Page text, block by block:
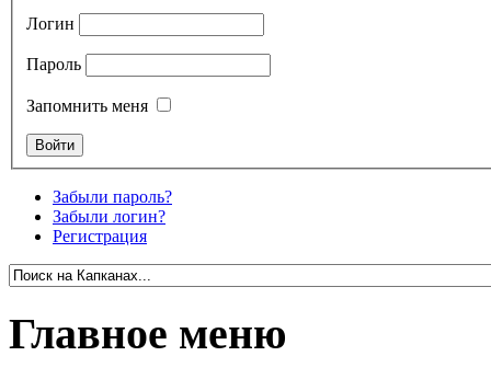
Логин
Пароль
Запомнить меня
Забыли пароль?
Забыли логин?
Регистрация
Главное меню